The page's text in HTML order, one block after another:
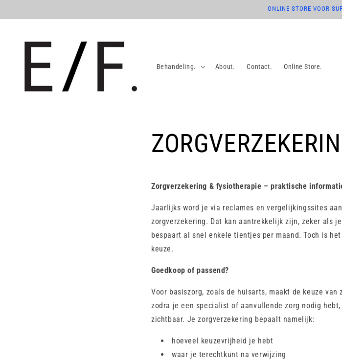
content
ONLINE STORE VOOR
Behandeling. About. Contact. Online Store.
Zorgverzekering & fysiotherapie – praktische
Jaarlijks word je via reclames en vergelijkingssites
zorgverzekering. Dat kan aantrekkelijk zijn, zeker als
bespaart al snel enkele tientjes per maand. Toch is
keuze.
Goedkoop of passend?
Voor basiszorg, zoals de huisarts, maakt de keuze
zodra je een specialist of aanvullende zorg nodig
zichtbaar. Je zorgverzekering bepaalt namelijk:
hoeveel keuzevrijheid je hebt
waar je terechtkunt na verwijzing